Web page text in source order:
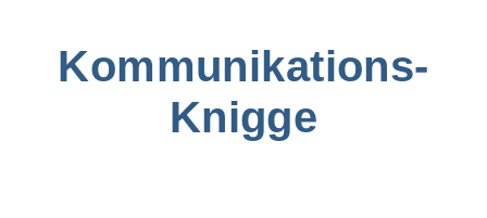
Kommunikations-
Knigge